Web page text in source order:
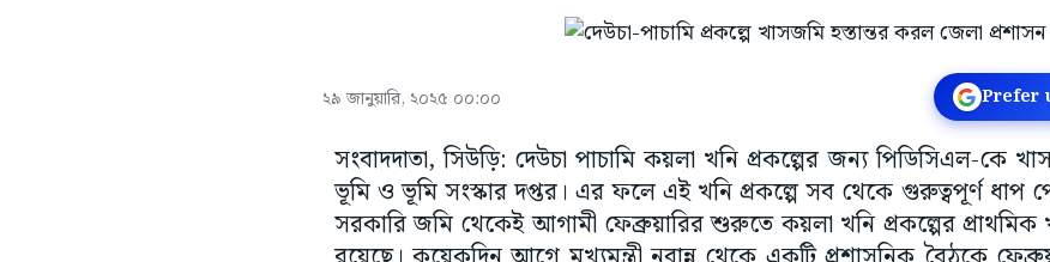
২৯ জানুয়ারি, ২০২৫ ০০:০০ Prefer
সংবাদদাতা, সিউড়ি: দেউচা পাচামি কয়লা খনি প্রকল্পের জন্য পিডিসিএল-কে
ভূমি ও ভূমি সংস্কার দপ্তর। এর ফলে এই খনি প্রকল্পে সব থেকে গুরুত্বপূর্ণ ধাপ
সরকারি জমি থেকেই আগামী ফেব্রুয়ারির শুরুতে কয়লা খনি প্রকল্পের